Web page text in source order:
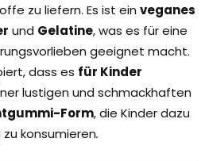
zu liefern. Es ist ein veganes
und Gelatine, was es für eine
geeignet macht.
dass es für Kinder
lustigen und schmackhaften
Form, die Kinder dazu
konsumieren.